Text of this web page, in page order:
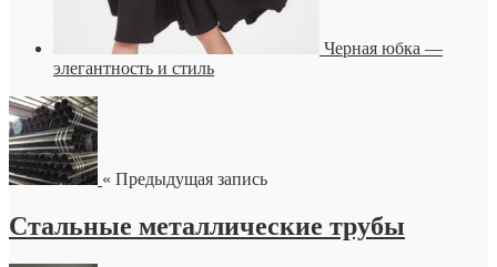
Черная юбка —
элегантность и стиль
« Предыдущая запись
Стальные металлические трубы